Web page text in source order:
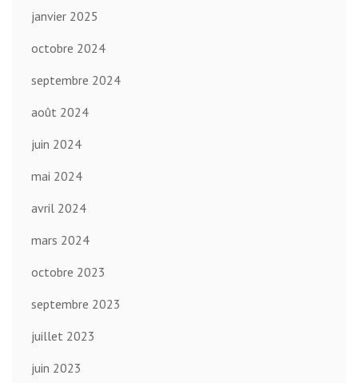
janvier 2025
octobre 2024
septembre 2024
août 2024
juin 2024
mai 2024
avril 2024
mars 2024
octobre 2023
septembre 2023
juillet 2023
juin 2023